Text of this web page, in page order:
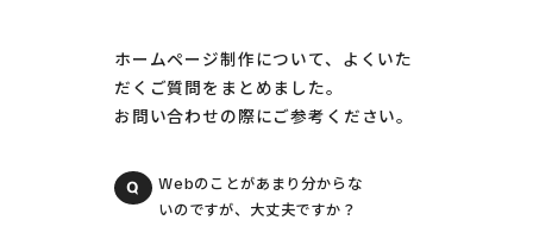
ホームページ制作について、よくいた
だくご質問をまとめました。
お問い合わせの際にご参考ください。
Webのことがあまり分からな
いのですが、大丈夫ですか？